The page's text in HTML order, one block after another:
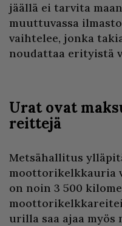
jäällä ei tarvita
muuttuvassa
vaihtelee, jonka
noudattaa erityistä
Urat ovat
reittejä
Metsähallitus
moottorikelkkauria
on noin 3 500
urilla saa ajaa